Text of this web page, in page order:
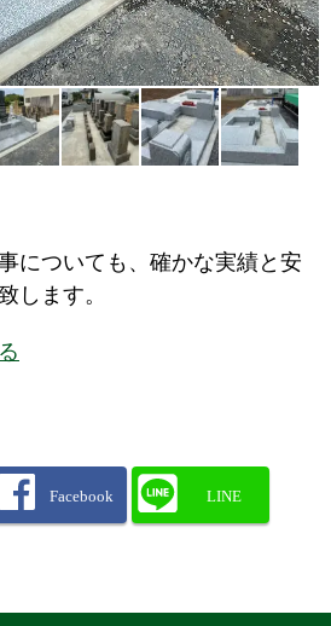
についても、確かな実績と安
します。
Facebook LINE